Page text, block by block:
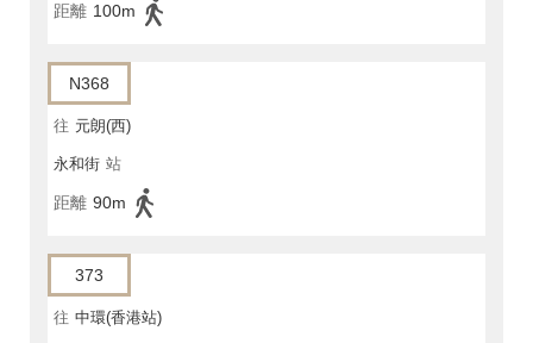
距離 100m
N368
往 元朗(西)
永和街 站
距離 90m
373
往 中環(香港站)